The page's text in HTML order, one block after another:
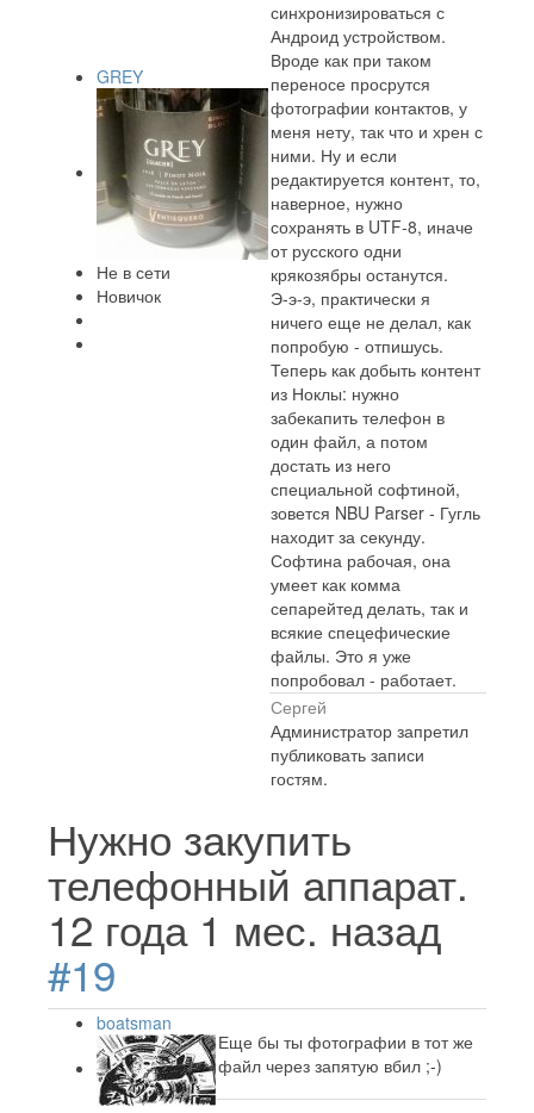
GREY
Не в сети
Новичок
синхронизироваться с
Андроид устройством.
Вроде как при таком
переносе просрутся
фотографии контактов, у
меня нету, так что и хрен с
ними. Ну и если
редактируется контент, то,
наверное, нужно
сохранять в UTF-8, иначе
от русского одни
крякозябры останутся.
Э-э-э, практически я
ничего еще не делал, как
попробую - отпишусь.
Теперь как добыть контент
из Ноклы: нужно
забекапить телефон в
один файл, а потом
достать из него
специальной софтиной,
зовется NBU Parser - Гугль
находит за секунду.
Софтина рабочая, она
умеет как комма
сепарейтед делать, так и
всякие спецефические
файлы. Это я уже
попробовал - работает.
Сергей
Администратор запретил
публиковать записи
гостям.
Нужно закупить
телефонный аппарат.
12 года 1 мес. назад
#19
boatsman
Еще бы ты фотографии в тот же
файл через запятую вбил ;-)